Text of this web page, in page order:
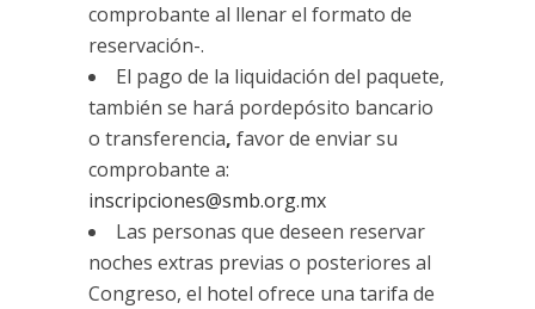
comprobante al llenar el formato de
reservación-.
El pago de la liquidación del paquete,
también se hará pordepósito bancario
o transferencia, favor de enviar su
comprobante a:
inscripciones@smb.org.mx
Las personas que deseen reservar
noches extras previas o posteriores al
Congreso, el hotel ofrece una tarifa de